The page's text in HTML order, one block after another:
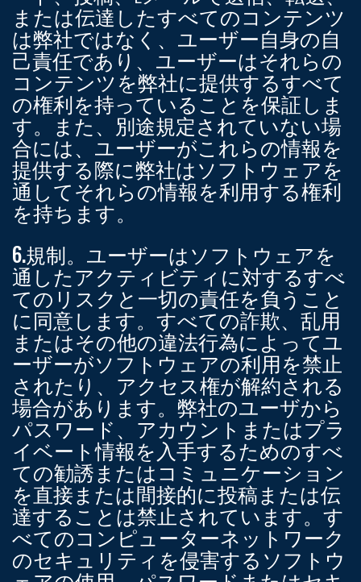
または伝達したすべてのコンテンツ
は弊社ではなく、ユーザー自身の自
己責任であり、ユーザーはそれらの
コンテンツを弊社に提供するすべて
の権利を持っていることを保証しま
す。また、別途規定されていない場
合には、ユーザーがこれらの情報を
提供する際に弊社はソフトウェアを
通してそれらの情報を利用する権利
を持ちます。
6.規制。 ユーザーはソフトウェアを
通したアクティビティに対するすべ
てのリスクと一切の責任を負うこと
に同意します。すべての詐欺、乱用
またはその他の違法行為によってユ
ーザーがソフトウェアの利用を禁止
されたり、アクセス権が解約される
場合があります。弊社のユーザから
パスワード、アカウントまたはプラ
イベート情報を入手するためのすべ
ての勧誘またはコミュニケーション
を直接または間接的に投稿または伝
達することは禁止されています。す
べてのコンピューターネットワーク
のセキュリティを侵害するソフトウ